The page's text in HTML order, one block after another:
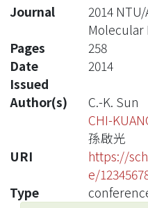
Journal
2014
Molecular
Pages
258
Date
Issued
2014
Author(s)
C.-K. Sun
CHI-
孫啟光
URI
https://
e/
Type